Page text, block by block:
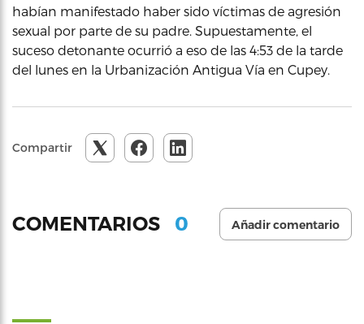
habían manifestado haber sido víctimas de agresión
sexual por parte de su padre. Supuestamente, el
suceso detonante ocurrió a eso de las 4:53 de la tarde
del lunes en la Urbanización Antigua Vía en Cupey.
Compartir
COMENTARIOS 0 Añadir comentario